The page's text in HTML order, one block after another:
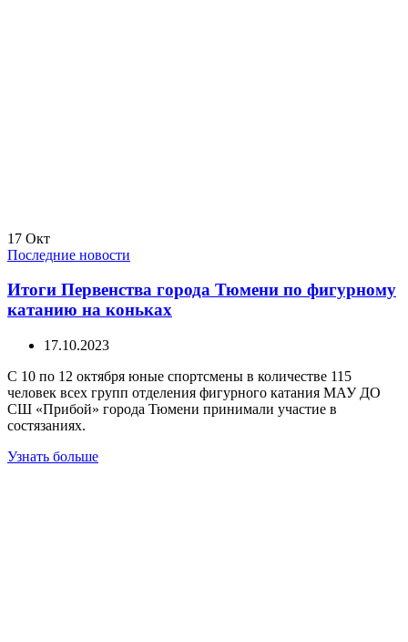
17 Окт
Последние новости
Итоги Первенства города Тюмени по фигурному
катанию на коньках
17.10.2023
С 10 по 12 октября юные спортсмены в количестве 115
человек всех групп отделения фигурного катания МАУ ДО
СШ «Прибой» города Тюмени принимали участие в
состязаниях.
Узнать больше